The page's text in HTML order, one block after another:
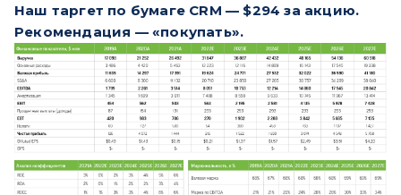
Наш таргет по бумаге CRM — $294 за акцию.
Рекомендация — «покупать».